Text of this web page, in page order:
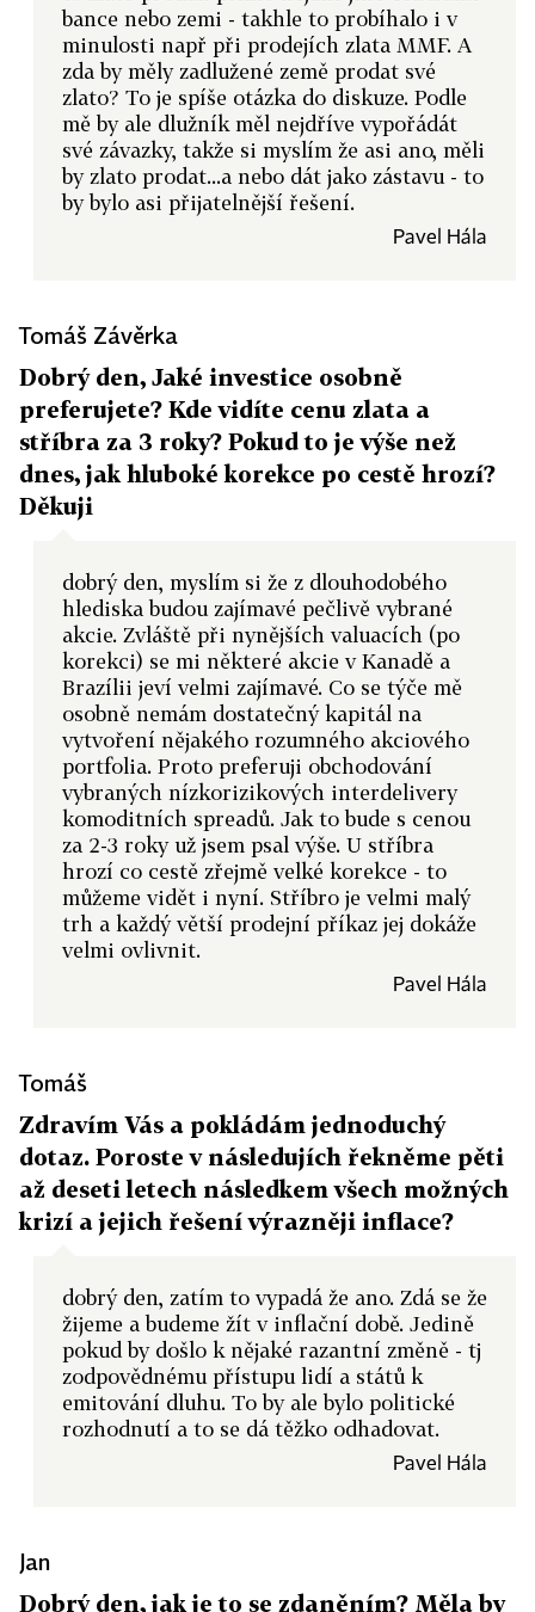
bance nebo zemi - takhle to probíhalo i v
minulosti např při prodejích zlata MMF. A
zda by měly zadlužené země prodat své
zlato? To je spíše otázka do diskuze. Podle
mě by ale dlužník měl nejdříve vypořádát
své závazky, takže si myslím že asi ano, měli
by zlato prodat...a nebo dát jako zástavu - to
by bylo asi přijatelnější řešení.
Pavel Hála
Tomáš Závěrka
Dobrý den, Jaké investice osobně
preferujete? Kde vidíte cenu zlata a
stříbra za 3 roky? Pokud to je výše než
dnes, jak hluboké korekce po cestě hrozí?
Děkuji
dobrý den, myslím si že z dlouhodobého
hlediska budou zajímavé pečlivě vybrané
akcie. Zvláště při nynějších valuacích (po
korekci) se mi některé akcie v Kanadě a
Brazílii jeví velmi zajímavé. Co se týče mě
osobně nemám dostatečný kapitál na
vytvoření nějakého rozumného akciového
portfolia. Proto preferuji obchodování
vybraných nízkorizikových interdelivery
komoditních spreadů. Jak to bude s cenou
za 2-3 roky už jsem psal výše. U stříbra
hrozí co cestě zřejmě velké korekce - to
můžeme vidět i nyní. Stříbro je velmi malý
trh a každý větší prodejní příkaz jej dokáže
velmi ovlivnit.
Pavel Hála
Tomáš
Zdravím Vás a pokládám jednoduchý
dotaz. Poroste v následujích řekněme pěti
až deseti letech následkem všech možných
krizí a jejich řešení výrazněji inflace?
dobrý den, zatím to vypadá že ano. Zdá se že
žijeme a budeme žít v inflační době. Jedině
pokud by došlo k nějaké razantní změně - tj
zodpovědnému přístupu lidí a států k
emitování dluhu. To by ale bylo politické
rozhodnutí a to se dá těžko odhadovat.
Pavel Hála
Jan
Dobrý den, jak je to se zdaněním? Měla by